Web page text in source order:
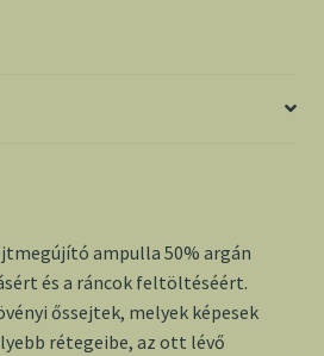
ampulla 50% argán
és a ráncok feltöltéséért.
őssejtek, melyek képesek
rétegeibe, az ott lévő